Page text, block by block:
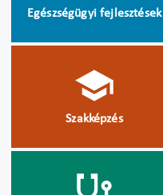
Egészségügyi fejlesztések
Szakképzés